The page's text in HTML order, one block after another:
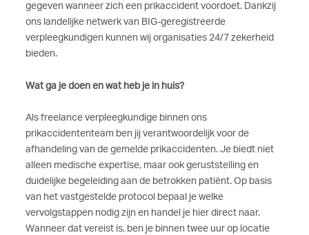
gegeven wanneer zich een prikaccident voordoet. Dankzij
ons landelijke netwerk van BIG-geregistreerde
verpleegkundigen kunnen wij organisaties 24/7 zekerheid
bieden.
Wat ga je doen en wat heb je in huis?
Als freelance verpleegkundige binnen ons
prikaccidententeam ben jij verantwoordelijk voor de
afhandeling van de gemelde prikaccidenten. Je biedt niet
alleen medische expertise, maar ook geruststelling en
duidelijke begeleiding aan de betrokken patiënt. Op basis
van het vastgestelde protocol bepaal je welke
vervolgstappen nodig zijn en handel je hier direct naar.
Wanneer dat vereist is, ben je binnen twee uur op locatie